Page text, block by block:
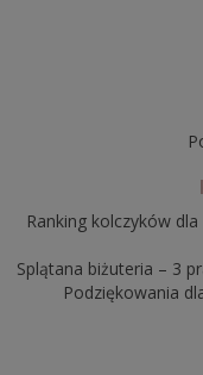
Ranking kolczyków
Splątana biżuteria – 3
Podziękowania